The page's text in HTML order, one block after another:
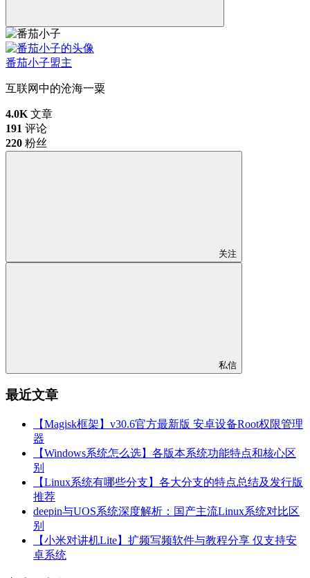
番茄小子盟主
互联网中的沧海一粟
4.0K 文章
191 评论
220 粉丝
关注
私信
最近文章
【Magisk框架】v30.6官方最新版 安卓设备Root权限管理
器
【Windows系统怎么选】各版本系统功能特点和核心区
别
【Linux系统有哪些分支】各大分支的特点总结及发行版
推荐
deepin与UOS系统深度解析：国产主流Linux系统对比区
别
【小米对讲机Lite】扩频写频软件与教程分享 仅支持安
卓系统